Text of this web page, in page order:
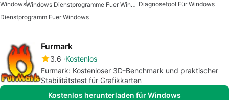
Windows Windows Dienstprogramme Fuer Windows 10 Diagnosetool Für Windows
Dienstprogramm Fuer Windows
Furmark
3.6 Kostenlos
Furmark: Kostenloser 3D-Benchmark und praktischer
Stabilitätstest für Grafikkarten
Kostenlos herunterladen für Windows